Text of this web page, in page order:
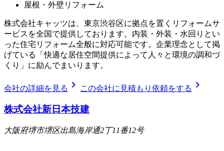
屋根・外壁リフォーム
株式会社キャッツは、東京渋谷区に拠点を置くリフォームサ
ービスを全国で提供しております。内装・外装・水回りとい
った住宅リフォーム全般に対応可能です。企業理念として掲
げている「快適な居住空間提供によって人々と環境の調和づ
くり」に励んでまいります。
会社の詳細を見る chevron_right この会社に見積もり依頼をする chevron_right
株式会社新日本技建
大阪府堺市堺区出島海岸通2丁11番12号